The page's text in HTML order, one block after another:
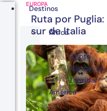
EUROPA
Ruta por
sur de Italia
Destinos
África
Egipto
Marruecos
Zanzibar
América